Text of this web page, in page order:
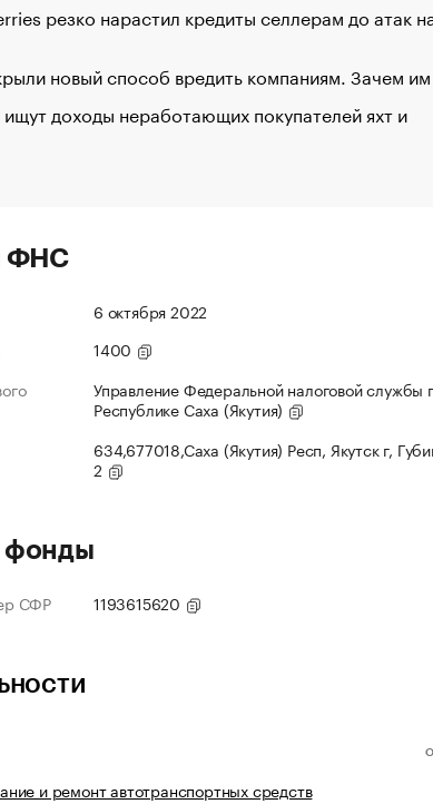
резко нарастил кредиты селлерам до атак
новый способ вредить компаниям. Зачем
ищут доходы неработающих покупателей яхт и
ФНС
6 октября 2022
1400
Управление Федеральной налоговой службы
Республике Саха (Якутия)
634,677018,Саха (Якутия) Респ, Якутск г,
2
фонды
СФР 1193615620
и ремонт автотранспортных средств